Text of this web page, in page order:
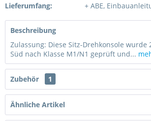
Lieferumfang:
+ ABE,
Beschreibung
Zulassung: Diese Sitz-Drehkonsole wurde
Süd nach Klasse M1/N1 geprüft und...
Zubehör 1
Ähnliche Artikel